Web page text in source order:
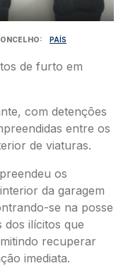
PAÍS
de furto em
com detenções
entre os
de viaturas.
os
da garagem
se na posse
dos ilícitos que
recuperar
imediata.